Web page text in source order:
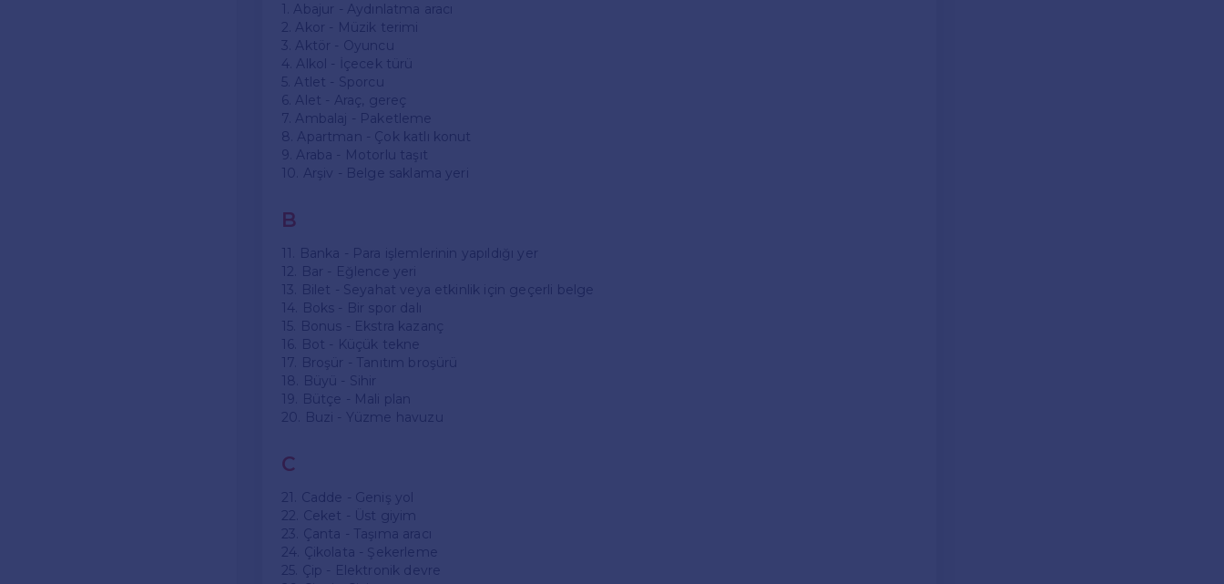
1. Abajur - Aydınlatma aracı
2. Akor - Müzik terimi
3. Aktör - Oyuncu
4. Alkol - İçecek türü
5. Atlet - Sporcu
6. Alet - Araç, gereç
7. Ambalaj - Paketleme
8. Apartman - Çok katlı konut
9. Araba - Motorlu taşıt
10. Arşiv - Belge saklama yeri
B
11. Banka - Para işlemlerinin yapıldığı yer
12. Bar - Eğlence yeri
13. Bilet - Seyahat veya etkinlik için geçerli belge
14. Boks - Bir spor dalı
15. Bonus - Ekstra kazanç
16. Bot - Küçük tekne
17. Broşür - Tanıtım broşürü
18. Büyü - Sihir
19. Bütçe - Mali plan
20. Buzi - Yüzme havuzu
C
21. Cadde - Geniş yol
22. Ceket - Üst giyim
23. Çanta - Taşıma aracı
24. Çikolata - Şekerleme
25. Çip - Elektronik devre